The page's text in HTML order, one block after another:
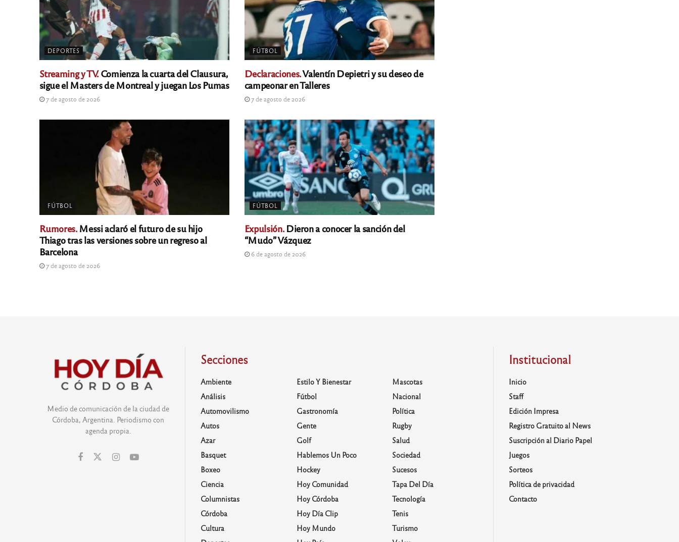
DEPORTES
Streaming y TV.Comienza la cuarta del Clausura,
sigue el Masters de Montreal y juegan Los Pumas
7 de agosto de 2026
FÚTBOL
Declaraciones.Valentín Depietri y su deseo de
campeonar en Talleres
7 de agosto de 2026
FÚTBOL
Rumores.Messi aclaró el futuro de su hijo
Thiago tras las versiones sobre un regreso al
Barcelona
7 de agosto de 2026
FÚTBOL
Expulsión.Dieron a conocer la sanción del
“Mudo” Vázquez
6 de agosto de 2026
Medio de comunicación de la ciudad de
Córdoba, Argentina. Periodismo con
agenda propia.
Secciones
Ambiente
Análisis
Automovilismo
Autos
Azar
Basquet
Boxeo
Ciencia
Columnistas
Córdoba
Cultura
Estilo Y Bienestar
Fútbol
Gastronomía
Gente
Golf
Hablemos Un Poco
Hockey
Hoy Comunidad
Hoy Córdoba
Hoy Día Clip
Hoy Mundo
Mascotas
Nacional
Política
Rugby
Salud
Sociedad
Sucesos
Tapa Del Día
Tecnología
Tenis
Turismo
Institucional
Inicio
Staff
Edición Impresa
Registro Gratuito al News
Suscripción al Diario Papel
Juegos
Sorteos
Política de privacidad
Contacto